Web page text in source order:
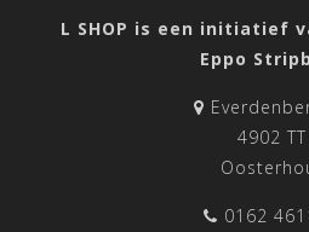
L SHOP is een initiatief
Eppo
4902 TT
0162